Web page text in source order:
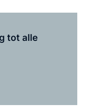
tot alle